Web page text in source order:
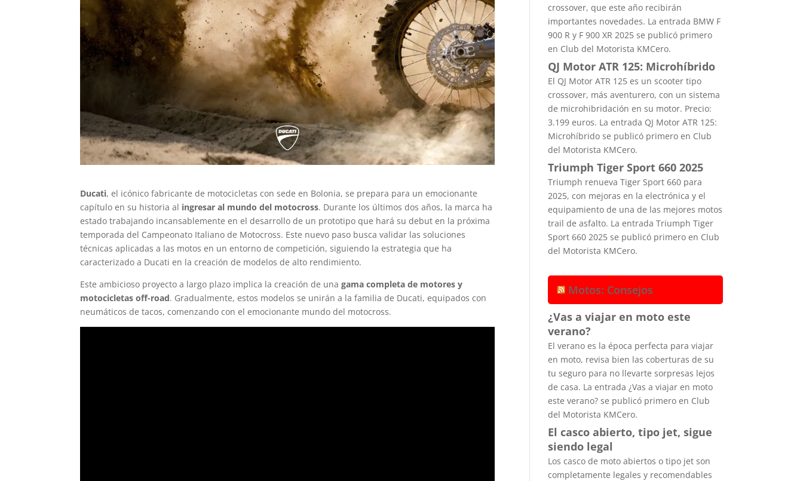
Ducati, el icónico fabricante de motocicletas con sede en Bolonia, se prepara para un emocionante
capítulo en su historia al ingresar al mundo del motocross. Durante los últimos dos años, la marca ha
estado trabajando incansablemente en el desarrollo de un prototipo que hará su debut en la próxima
temporada del Campeonato Italiano de Motocross. Este nuevo paso busca validar las soluciones
técnicas aplicadas a las motos en un entorno de competición, siguiendo la estrategia que ha
caracterizado a Ducati en la creación de modelos de alto rendimiento.
Este ambicioso proyecto a largo plazo implica la creación de unagama completa de motores y
motocicletas off-road. Gradualmente, estos modelos se unirán a la familia de Ducati, equipados con
neumáticos de tacos, comenzando con el emocionante mundo del motocross.
crossover, que este año recibirán
importantes novedades. La entrada BMW F
900 R y F 900 XR 2025 se publicó primero
en Club del Motorista KMCero.
QJ Motor ATR 125: Microhíbrido
El QJ Motor ATR 125 es un scooter tipo
crossover, más aventurero, con un sistema
de microhibridación en su motor. Precio:
3.199 euros. La entrada QJ Motor ATR 125:
Microhíbrido se publicó primero en Club
del Motorista KMCero.
Triumph Tiger Sport 660 2025
Triumph renueva Tiger Sport 660 para
2025, con mejoras en la electrónica y el
equipamiento de una de las mejores motos
trail de asfalto. La entrada Triumph Tiger
Sport 660 2025 se publicó primero en Club
del Motorista KMCero.
Motos: Consejos
¿Vas a viajar en moto este
verano?
El verano es la época perfecta para viajar
en moto, revisa bien las coberturas de su
tu seguro para no llevarte sorpresas lejos
de casa. La entrada ¿Vas a viajar en moto
este verano? se publicó primero en Club
del Motorista KMCero.
El casco abierto, tipo jet, sigue
siendo legal
Los casco de moto abiertos o tipo jet son
completamente legales y recomendables